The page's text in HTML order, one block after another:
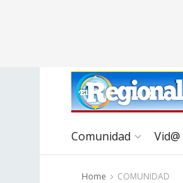
Comunidad
Home COMUNIDAD